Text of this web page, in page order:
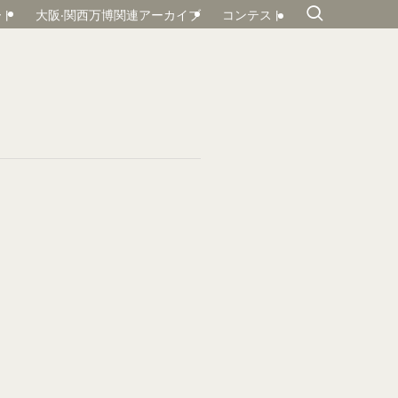
大阪‧関⻄万博関連アーカイブ コンテスト